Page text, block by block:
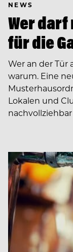
NEWS
Wer
für die
Wer an der Tür
warum. Eine
Lokalen und